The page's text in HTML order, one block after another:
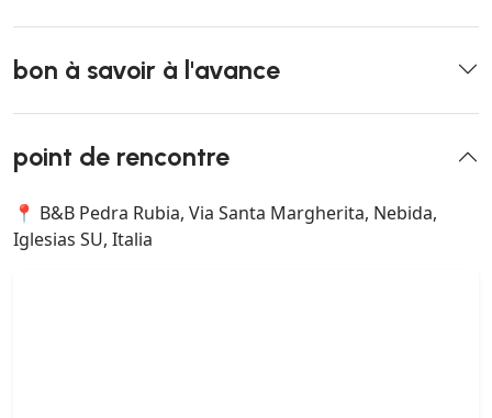
bon à savoir à l'avance
point de rencontre
📍 B&B Pedra Rubia, Via Santa Margherita, Nebida,
Iglesias SU, Italia